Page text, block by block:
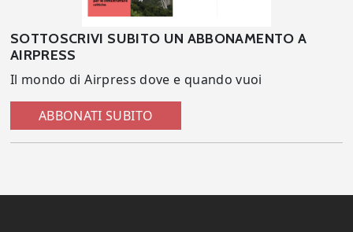
SOTTOSCRIVI SUBITO UN ABBONAMENTO A
AIRPRESS
Il mondo di Airpress dove e quando vuoi
ABBONATI SUBITO